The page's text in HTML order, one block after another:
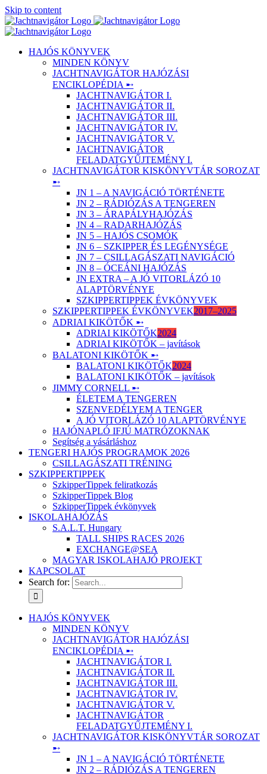
Skip to content
HAJÓS KÖNYVEK
MINDEN KÖNYV
JACHTNAVIGÁTOR HAJÓZÁSI
ENCIKLOPÉDIA ➸
JACHTNAVIGÁTOR I.
JACHTNAVIGÁTOR II.
JACHTNAVIGÁTOR III.
JACHTNAVIGÁTOR IV.
JACHTNAVIGÁTOR V.
JACHTNAVIGÁTOR
FELADATGYŰJTEMÉNY I.
JACHTNAVIGÁTOR KISKÖNYVTÁR SOROZAT
➸
JN 1 – A NAVIGÁCIÓ TÖRTÉNETE
JN 2 – RÁDIÓZÁS A TENGEREN
JN 3 – ÁRAPÁLYHAJÓZÁS
JN 4 – RADARHAJÓZÁS
JN 5 – HAJÓS CSOMÓK
JN 6 – SZKIPPER ÉS LEGÉNYSÉGE
JN 7 – CSILLAGÁSZATI NAVIGÁCIÓ
JN 8 – ÓCEÁNI HAJÓZÁS
JN EXTRA – A JÓ VITORLÁZÓ 10
ALAPTÖRVÉNYE
SZKIPPERTIPPEK ÉVKÖNYVEK
SZKIPPERTIPPEK ÉVKÖNYVEK2017–2025
ADRIAI KIKÖTŐK ➸
ADRIAI KIKÖTŐK2024
ADRIAI KIKÖTŐK – javítások
BALATONI KIKÖTŐK ➸
BALATONI KIKÖTŐK2024
BALATONI KIKÖTŐK – javítások
JIMMY CORNELL ➸
ÉLETEM A TENGEREN
SZENVEDÉLYEM A TENGER
A JÓ VITORLÁZÓ 10 ALAPTÖRVÉNYE
HAJÓNAPLÓ IFJÚ MATRÓZOKNAK
Segítség a vásárláshoz
TENGERI HAJÓS PROGRAMOK 2026
CSILLAGÁSZATI TRÉNING
SZKIPPERTIPPEK
SzkipperTippek feliratkozás
SzkipperTippek Blog
SzkipperTippek évkönyvek
ISKOLAHAJÓZÁS
S.A.L.T. Hungary
TALL SHIPS RACES 2026
EXCHANGE@SEA
MAGYAR ISKOLAHAJÓ PROJEKT
KAPCSOLAT
Search for:
HAJÓS KÖNYVEK
MINDEN KÖNYV
JACHTNAVIGÁTOR HAJÓZÁSI
ENCIKLOPÉDIA ➸
JACHTNAVIGÁTOR I.
JACHTNAVIGÁTOR II.
JACHTNAVIGÁTOR III.
JACHTNAVIGÁTOR IV.
JACHTNAVIGÁTOR V.
JACHTNAVIGÁTOR
FELADATGYŰJTEMÉNY I.
JACHTNAVIGÁTOR KISKÖNYVTÁR SOROZAT
➸
JN 1 – A NAVIGÁCIÓ TÖRTÉNETE
JN 2 – RÁDIÓZÁS A TENGEREN